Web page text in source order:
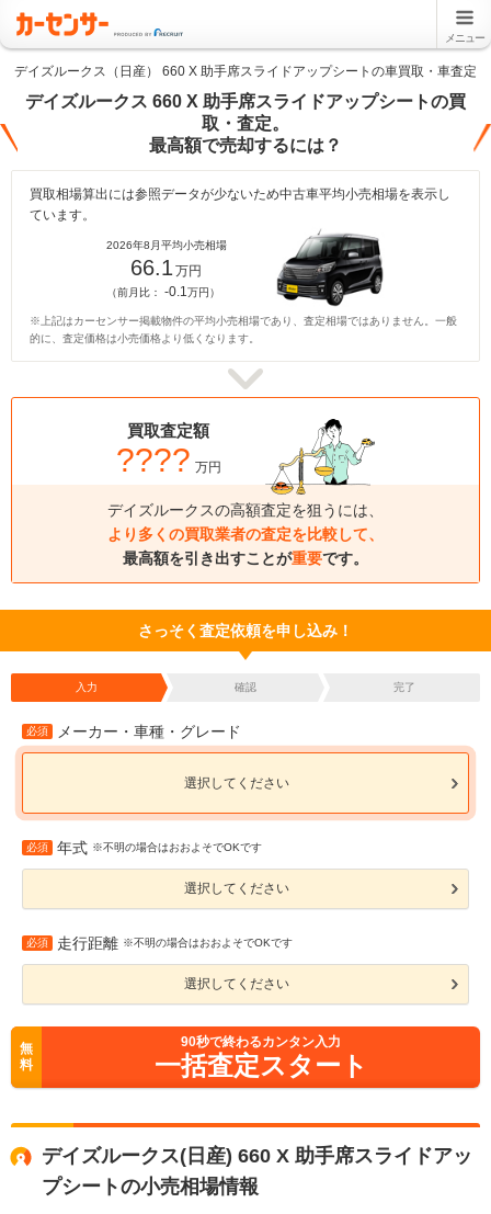
メニュー
デイズルークス（日産） 660 X 助手席スライドアップシートの車買取・車査定
デイズルークス 660 X 助手席スライドアップシートの買
取・査定。
最高額で売却するには？
買取相場算出には参照データが少ないため中古車平均小売相場を表示し
ています。
2026年8月平均小売相場
66.1 万円
（前月比： -0.1万円）
※上記はカーセンサー掲載物件の平均小売相場であり、査定相場ではありません。一般
的に、査定価格は小売価格より低くなります。
買取査定額
???? 万円
デイズルークスの高額査定を狙うには、
より多くの買取業者の査定を比較して、
最高額を引き出すことが重要です。
さっそく査定依頼を申し込み！
入力 確認 完了
必須 メーカー・車種・グレード
選択してください
必須 年式 ※不明の場合はおおよそでOKです
選択してください
必須 走行距離 ※不明の場合はおおよそでOKです
選択してください
無
料
90秒で終わるカンタン入力
一括査定スタート
デイズルークス(日産) 660 X 助手席スライドアッ
プシートの小売相場情報